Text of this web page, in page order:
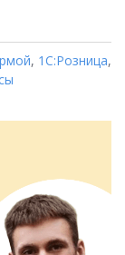
, 1С:Розница,